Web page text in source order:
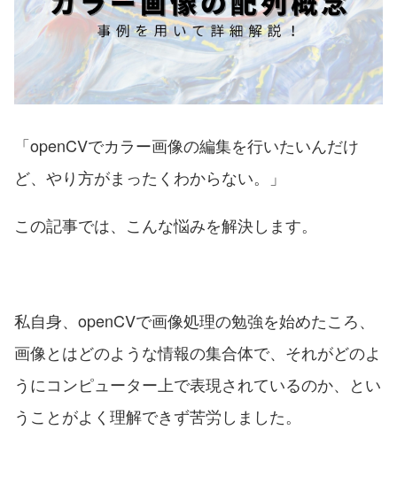
「openCVでカラー画像の編集を行いたいんだけ
ど、やり方がまったくわからない。」
この記事では、こんな悩みを解決します。
私自身、openCVで画像処理の勉強を始めたころ、
画像とはどのような情報の集合体で、それがどのよ
うにコンピューター上で表現されているのか、とい
うことがよく理解できず苦労しました。